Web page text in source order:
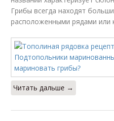
Грибы всегда находят
расположенными рядами или
Читать дальше →